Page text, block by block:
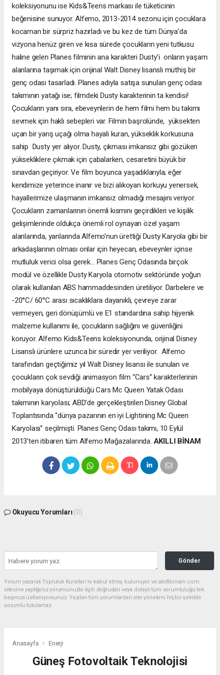
koleksiyonunu ise Kids&Teens markası ile tüketicinin
beğenisine sunuyor. Alfemo, 2013-2014 sezonu için çocuklara
kocaman bir sürpriz hazırladı ve bu kez de tüm Dünya’da
vizyona henüz giren ve kısa sürede çocukların yeni tutkusu
haline gelen Planes filminin ana karakteri Dusty’i onların yaşam
alanlarına taşımak için orijinal Walt Disney lisanslı müthiş bir
genç odası tasarladı. Planes adıyla satışa sunulan genç odası
takımının yatağı ise; filmdeki Dusty karakterinin ta kendisi!
Çocukların yanı sıra, ebeveynlerin de hem filmi hem bu takımı
sevmek için haklı sebepleri var. Filmin başrolünde, yüksekten
uçan bir yarış uçağı olma hayali kuran, yükseklik korkusuna
sahip Dusty yer alıyor. Dusty, çıkması imkansız gibi gözüken
yüksekliklere çıkmak için çabalarken, cesaretini büyük bir
sınavdan geçiriyor. Ve film boyunca yaşadıklarıyla; eğer
kendimize yeterince inanır ve bizi alıkoyan korkuyu yenersek,
hayallerimize ulaşmanın imkansız olmadığı mesajını veriyor.
Çocukların zamanlarının önemli kısmını geçirdikleri ve kişilik
gelişimlerinde oldukça önemli rol oynayan özel yaşam
alanlarında, yanlarında Alfemo’nun ürettiği Dusty Karyola gibi bir
arkadaşlarının olması onlar için heyecan, ebeveynler içinse
mutluluk verici olsa gerek… Planes Genç Odasında birçok
modül ve özellikle Dusty Karyola otomotiv sektöründe yoğun
olarak kullanılan ABS hammaddesinden üretiliyor. Darbelere ve
-20°C/ 60°C arası sıcaklıklara dayanıklı, çevreye zarar
vermeyen, geri dönüşümlü ve E1 standardına sahip hijyenik
malzeme kullanımı ile, çocukların sağlığını ve güvenliğini
koruyor. Alfemo Kids&Teens koleksiyonunda, orijinal Disney
Lisanslı ürünlere uzunca bir süredir yer veriliyor. Alfemo
tarafından geçtiğimiz yıl Walt Disney lisansı ile sunulan ve
çocukların çok sevdiği animasyon film “Cars” karakterlerinin
mobilyaya dönüştürüldüğü Cars Mc Queen Yatak Odası
takımının karyolası; ABD’de gerçekleştirilen Disney Global
Toplantısında “dünya pazarının en iyi Lightining Mc Queen
Karyolası” seçilmişti. Planes Genç Odası takımı, 10 Eylül
2013’ten itibaren tüm Alfemo Mağazalarında. AKILLI BİNAM
Okuyucu Yorumları (0)
Gönder
Yorum yazarak Topluluk Kuralları’nı kabul etmiş bulunuyor ve akillibinam.com
sitesine yaptığınız yorumunuzla ilgili doğrudan veya dolaylı tüm sorumluluğu tek
başınıza üstleniyorsunuz. Yazılan tüm yorumlardan site yönetimi hiçbir şekilde
sorumlu tutulamaz.
Anasayfa Enerji
Güneş Fotovoltaik Teknolojisi